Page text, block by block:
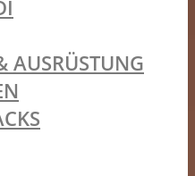
AUSRÜSTUNG